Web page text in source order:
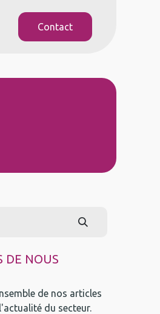
Contact
DE NOUS
de nos articles
du secteur.